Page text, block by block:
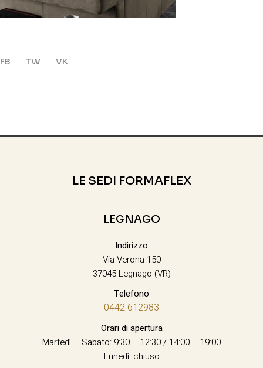
FB TW VK
LE SEDI FORMAFLEX
LEGNAGO
Indirizzo
Via Verona 150
37045 Legnago (VR)
Telefono
0442 612983
Orari di apertura
Martedì – Sabato: 9:30 – 12:30 / 14:00 – 19:00
Lunedì: chiuso